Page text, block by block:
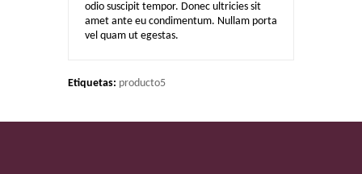
odio suscipit tempor. Donec ultricies sit
amet ante eu condimentum. Nullam porta
vel quam ut egestas.
Etiquetas: producto5